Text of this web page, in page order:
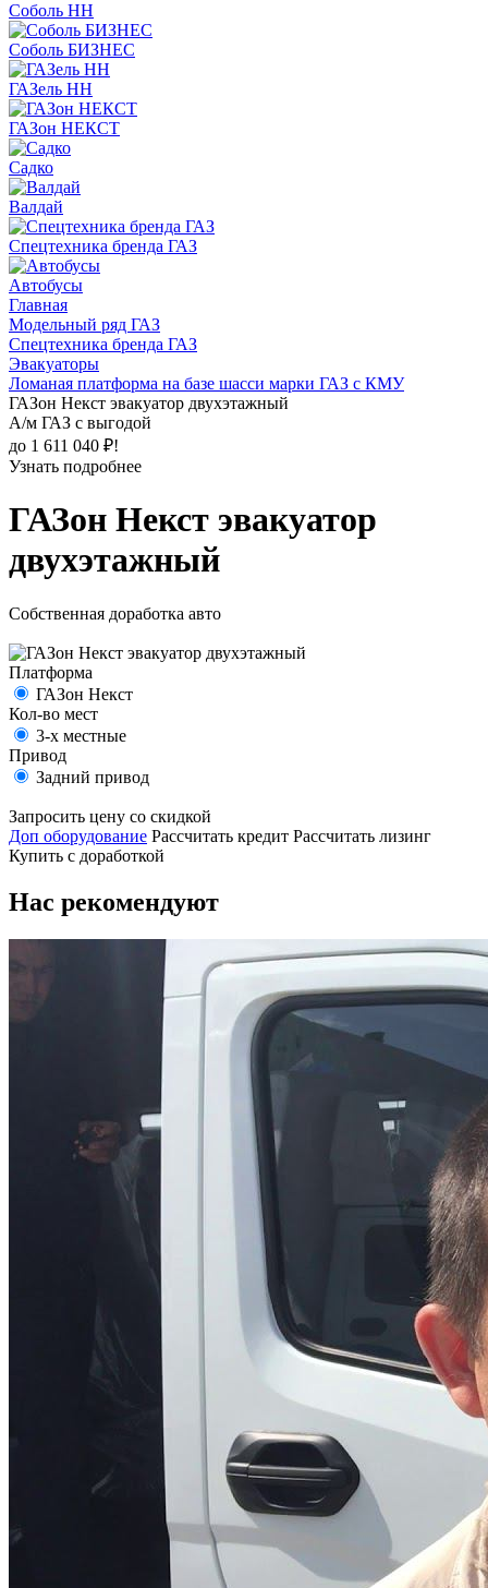
Соболь НН
Соболь БИЗНЕС
ГАЗель НН
ГАЗон НЕКСТ
Садко
Валдай
Спецтехника бренда ГАЗ
Автобусы
Главная
Модельный ряд ГАЗ
Спецтехника бренда ГАЗ
Эвакуаторы
Ломаная платформа на базе шасси марки ГАЗ с КМУ
ГАЗон Некст эвакуатор двухэтажный
А/м ГАЗ с выгодой
до 1 611 040 ₽!
Узнать подробнее
ГАЗон Некст эвакуатор
двухэтажный
Собственная доработка авто
Платформа
ГАЗон Некст
Кол-во мест
3-х местные
Привод
Задний привод
Запросить цену со скидкой
Доп оборудование Рассчитать кредит Рассчитать лизинг
Купить с доработкой
Нас рекомендуют